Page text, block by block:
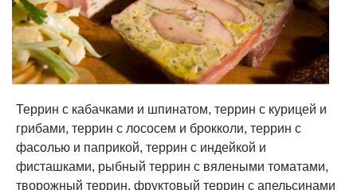
Террин с кабачками и шпинатом, террин с курицей и
грибами, террин с лососем и брокколи, террин с
фасолью и паприкой, террин с индейкой и
фисташками, рыбный террин с вялеными томатами,
творожный террин, фруктовый террин с апельсинами